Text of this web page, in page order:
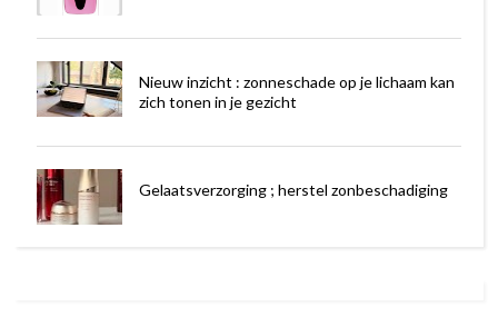
Nieuw inzicht : zonneschade op je lichaam kan
zich tonen in je gezicht
Gelaatsverzorging ; herstel zonbeschadiging